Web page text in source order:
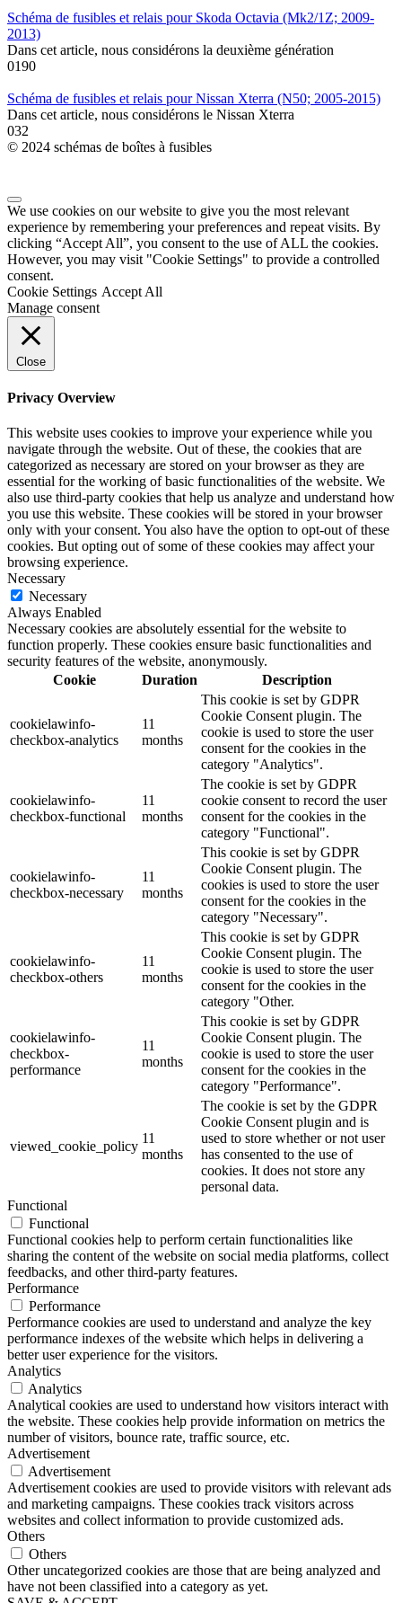
Schéma de fusibles et relais pour Skoda Octavia (Mk2/1Z; 2009-
2013)
Dans cet article, nous considérons la deuxième génération
0190
Schéma de fusibles et relais pour Nissan Xterra (N50; 2005-2015)
Dans cet article, nous considérons le Nissan Xterra
032
© 2024 schémas de boîtes à fusibles
We use cookies on our website to give you the most relevant
experience by remembering your preferences and repeat visits. By
clicking “Accept All”, you consent to the use of ALL the cookies.
However, you may visit "Cookie Settings" to provide a controlled
consent.
Cookie Settings Accept All
Manage consent
Close
Privacy Overview
This website uses cookies to improve your experience while you
navigate through the website. Out of these, the cookies that are
categorized as necessary are stored on your browser as they are
essential for the working of basic functionalities of the website. We
also use third-party cookies that help us analyze and understand how
you use this website. These cookies will be stored in your browser
only with your consent. You also have the option to opt-out of these
cookies. But opting out of some of these cookies may affect your
browsing experience.
Necessary
Necessary
Always Enabled
Necessary cookies are absolutely essential for the website to
function properly. These cookies ensure basic functionalities and
security features of the website, anonymously.
Cookie
Duration Description
cookielawinfo-
checkbox-analytics
11
months
This cookie is set by GDPR
Cookie Consent plugin. The
cookie is used to store the user
consent for the cookies in the
category "Analytics".
cookielawinfo-
checkbox-functional
11
months
The cookie is set by GDPR
cookie consent to record the user
consent for the cookies in the
category "Functional".
cookielawinfo-
checkbox-necessary
11
months
This cookie is set by GDPR
Cookie Consent plugin. The
cookies is used to store the user
consent for the cookies in the
category "Necessary".
cookielawinfo-
checkbox-others
11
months
This cookie is set by GDPR
Cookie Consent plugin. The
cookie is used to store the user
consent for the cookies in the
category "Other.
cookielawinfo-
checkbox-
performance
11
months
This cookie is set by GDPR
Cookie Consent plugin. The
cookie is used to store the user
consent for the cookies in the
category "Performance".
viewed_cookie_policy
11
months
The cookie is set by the GDPR
Cookie Consent plugin and is
used to store whether or not user
has consented to the use of
cookies. It does not store any
personal data.
Functional
Functional
Functional cookies help to perform certain functionalities like
sharing the content of the website on social media platforms, collect
feedbacks, and other third-party features.
Performance
Performance
Performance cookies are used to understand and analyze the key
performance indexes of the website which helps in delivering a
better user experience for the visitors.
Analytics
Analytics
Analytical cookies are used to understand how visitors interact with
the website. These cookies help provide information on metrics the
number of visitors, bounce rate, traffic source, etc.
Advertisement
Advertisement
Advertisement cookies are used to provide visitors with relevant ads
and marketing campaigns. These cookies track visitors across
websites and collect information to provide customized ads.
Others
Others
Other uncategorized cookies are those that are being analyzed and
have not been classified into a category as yet.